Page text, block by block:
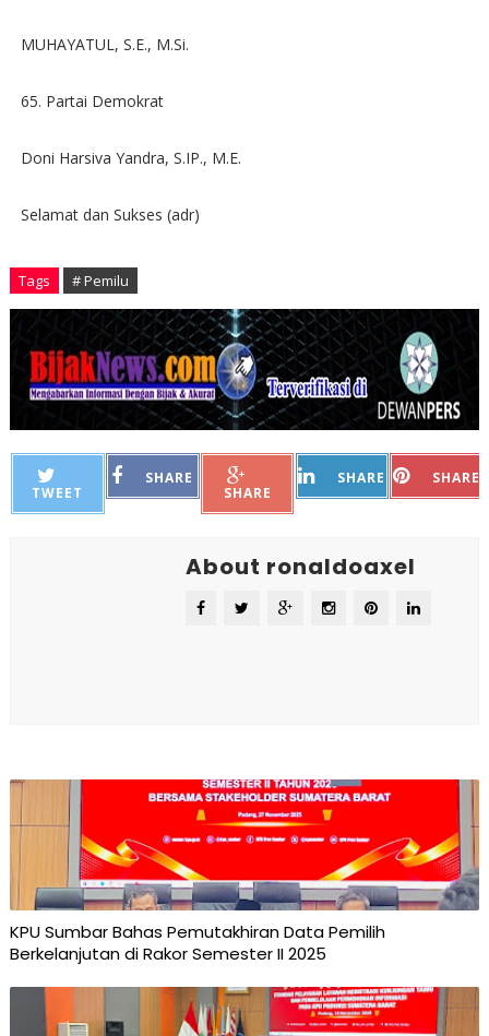
MUHAYATUL, S.E., M.Si.
65. Partai Demokrat
Doni Harsiva Yandra, S.IP., M.E.
Selamat dan Sukses (adr)
Tags # Pemilu
TWEET
SHARE
SHARE
SHARE SHARE
About ronaldoaxel
KPU Sumbar Bahas Pemutakhiran Data Pemilih
Berkelanjutan di Rakor Semester II 2025